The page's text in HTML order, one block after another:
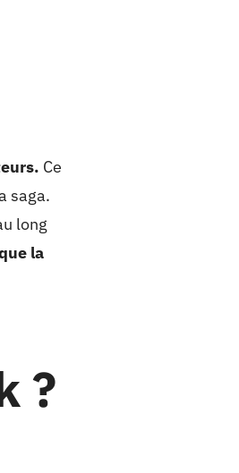
Ce
saga.
long
la
?